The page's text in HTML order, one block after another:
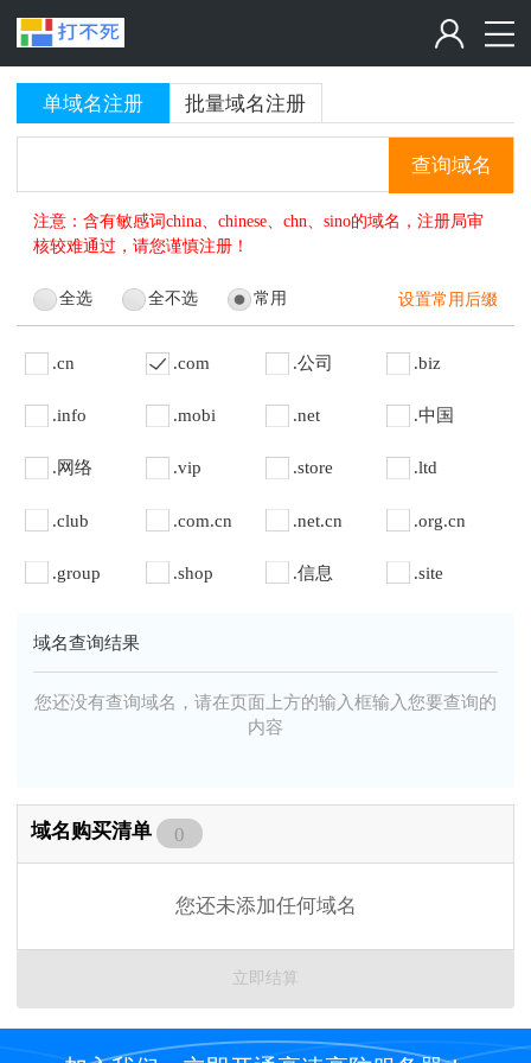
单域名注册 批量域名注册
查询域名
注意：含有敏感词china、chinese、chn、sino的域名，注册局审
核较难通过，请您谨慎注册！
全选 全不选 常用 设置常用后缀
.cn .com .公司 .biz
.info .mobi .net .中国
.网络 .vip .store .ltd
.club .com.cn .net.cn .org.cn
.group .shop .信息 .site
域名查询结果
您还没有查询域名，请在页面上方的输入框输入您要查询的
内容
域名购买清单 0
您还未添加任何域名
立即结算